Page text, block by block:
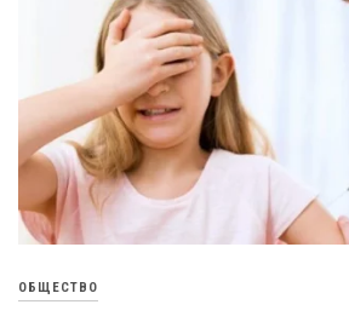
ОБЩЕСТВО